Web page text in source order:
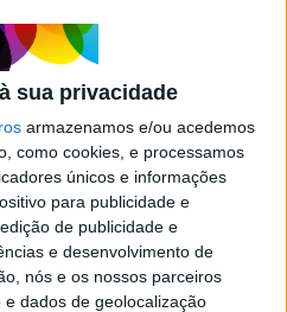
sua privacidade
armazenamos e/ou acedemos
como cookies, e processamos
únicos e informações
para publicidade e
de publicidade e
e desenvolvimento de
nós e os nossos parceiros
dados de geolocalização
Financeira
o país precisa
Financeira. Na maior
económica de
detrás é uma questão
que técnica